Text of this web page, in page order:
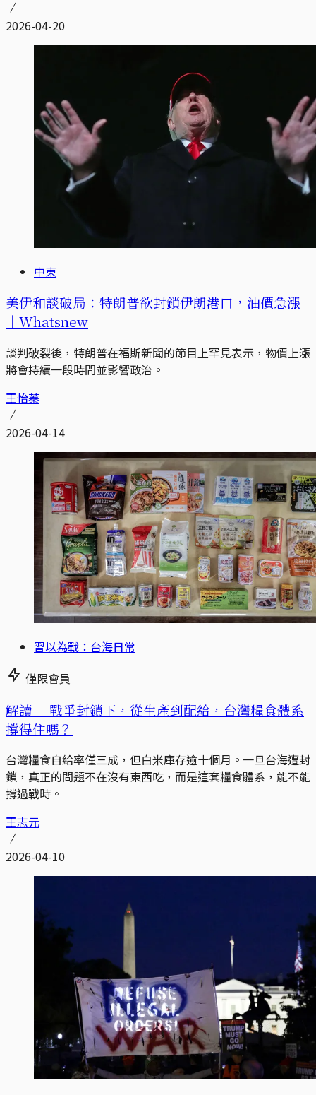
2026-04-20
中東
美伊和談破局：特朗普欲封鎖伊朗港口，油價急漲
｜Whatsnew
談判破裂後，特朗普在福斯新聞的節目上罕見表示，物價上漲
將會持續一段時間並影響政治。
王怡蓁
2026-04-14
習以為戰：台海日常
僅限會員
解讀｜ 戰爭封鎖下，從生產到配給，台灣糧食體系
撐得住嗎？
台灣糧食自給率僅三成，但白米庫存逾十個月。一旦台海遭封
鎖，真正的問題不在沒有東西吃，而是這套糧食體系，能不能
撐過戰時。
王志元
2026-04-10